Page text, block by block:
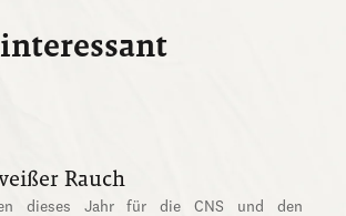
Rauch
dieses Jahr für die CNS und den